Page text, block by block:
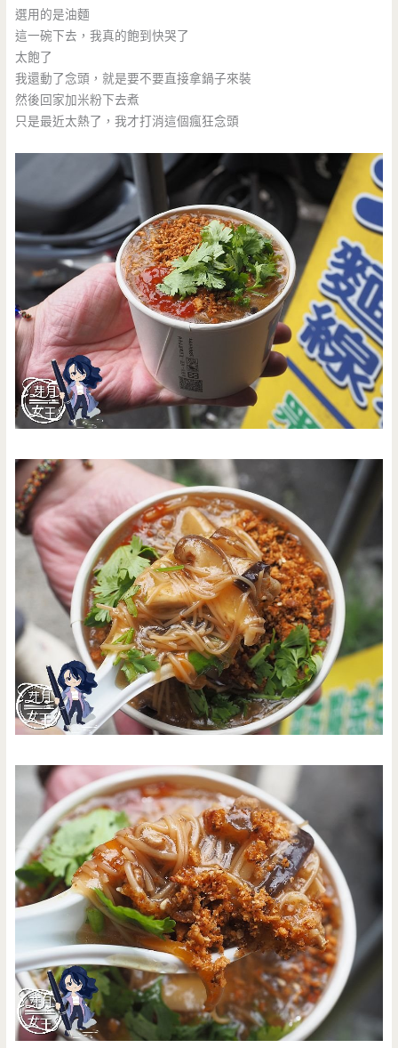
選用的是油麵
這一碗下去，我真的飽到快哭了
太飽了
我還動了念頭，就是要不要直接拿鍋子來裝
然後回家加米粉下去煮
只是最近太熱了，我才打消這個瘋狂念頭